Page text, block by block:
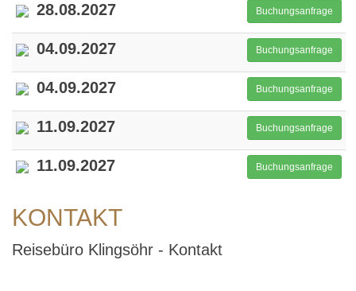
28.08.2027 Buchungsanfrage
04.09.2027 Buchungsanfrage
04.09.2027 Buchungsanfrage
11.09.2027 Buchungsanfrage
11.09.2027 Buchungsanfrage
KONTAKT
Reisebüro Klingsöhr - Kontakt